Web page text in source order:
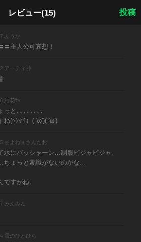
レビュー(15) 投稿
ふうか
〓主人公可哀想！
アーティ神
結花ｻﾏ
っと､､､､､､､､
ね(ﾍﾝﾀｲ）( 'ω')( 'ω')
まよねぇさんだお
水にバッシャーン…制服ビジャビジャ、
ちょっと常識がないのかな…
すがね。
みんみん
雪のひとひら